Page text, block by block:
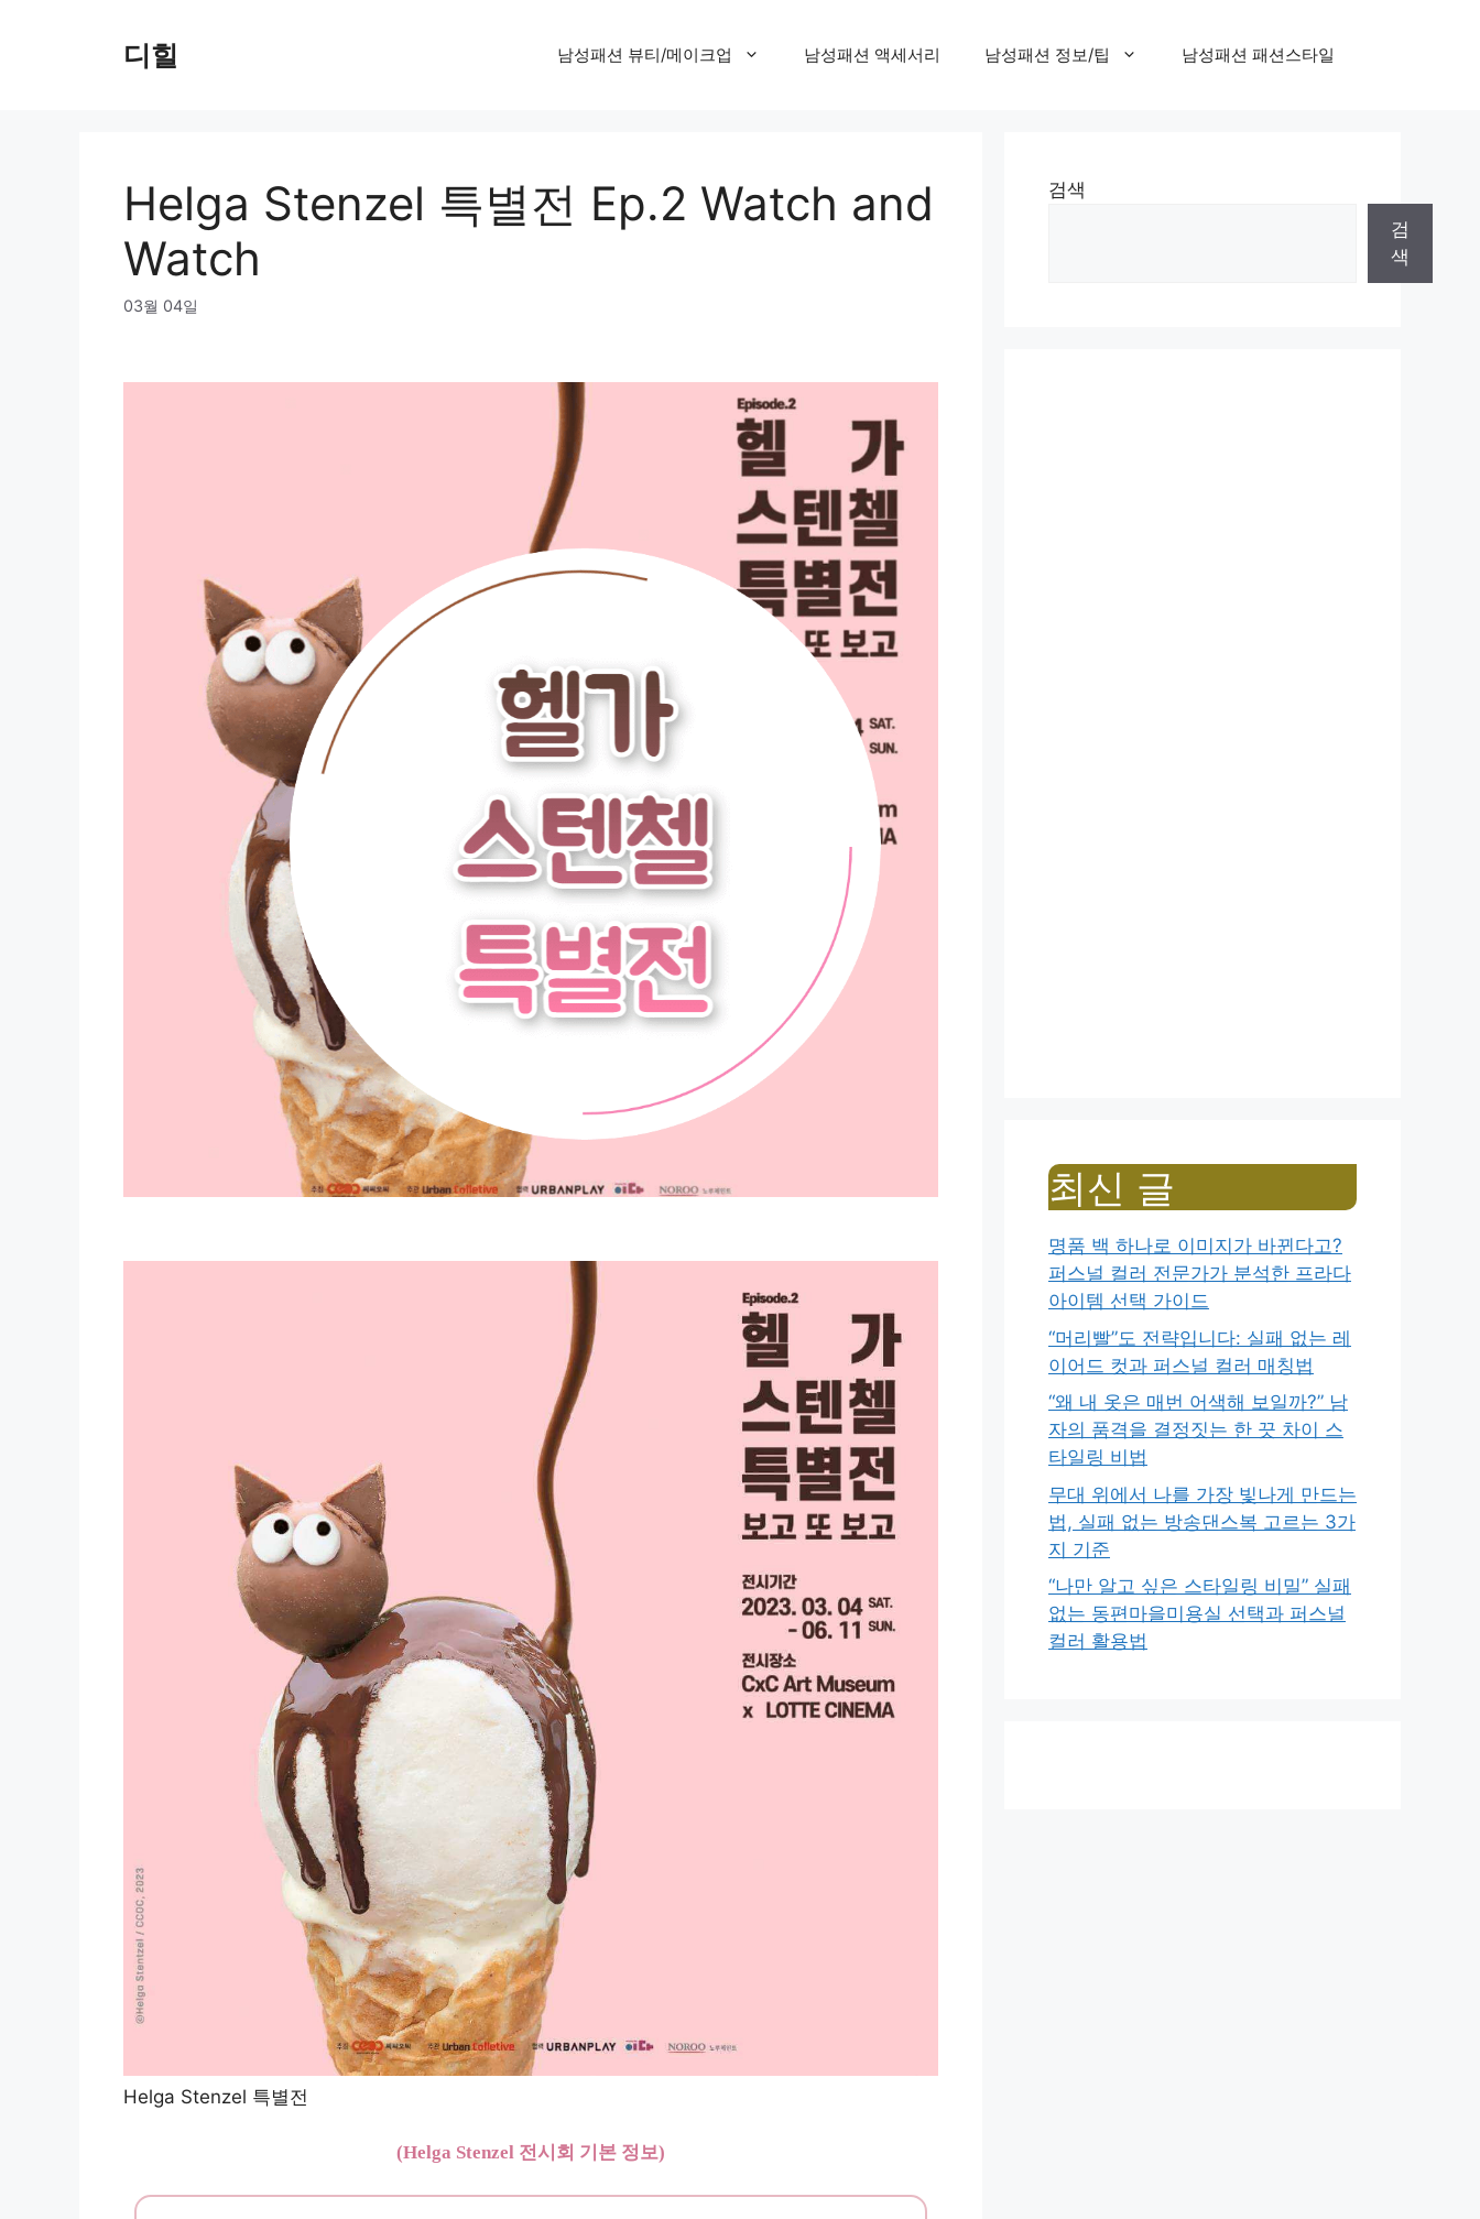
디힐 남성패션 뷰티/메이크업 남성패션 액세서리 남성패션 정보/팁 남성패션 패션스타일
Helga Stenzel 특별전 Ep.2 Watch and
Watch
03월 04일
Helga Stenzel 특별전
(Helga Stenzel 전시회 기본 정보)
검색
검
색
최신 글
명품 백 하나로 이미지가 바뀐다고?
퍼스널 컬러 전문가가 분석한 프라다
아이템 선택 가이드
“머리빨”도 전략입니다: 실패 없는 레
이어드 컷과 퍼스널 컬러 매칭법
“왜 내 옷은 매번 어색해 보일까?” 남
자의 품격을 결정짓는 한 끗 차이 스
타일링 비법
무대 위에서 나를 가장 빛나게 만드는
법, 실패 없는 방송댄스복 고르는 3가
지 기준
“나만 알고 싶은 스타일링 비밀” 실패
없는 동편마을미용실 선택과 퍼스널
컬러 활용법